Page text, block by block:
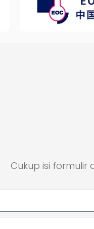
Cukup isi formulir